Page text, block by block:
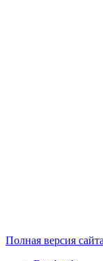
Полная версия сайта